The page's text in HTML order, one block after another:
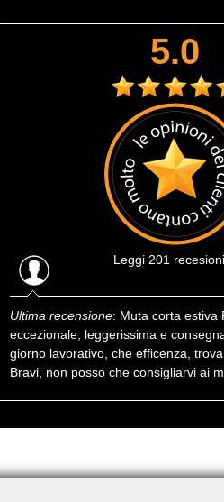
5.0
Leggi 201 recesioni
Ultima recensione: Muta corta estiva
eccezionale, leggerissima e
giorno lavorativo, che efficenza,
Bravi, non posso che consigliarvi ai